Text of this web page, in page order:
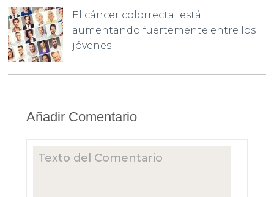
El cáncer colorrectal está
aumentando fuertemente entre los
jóvenes
Añadir Comentario